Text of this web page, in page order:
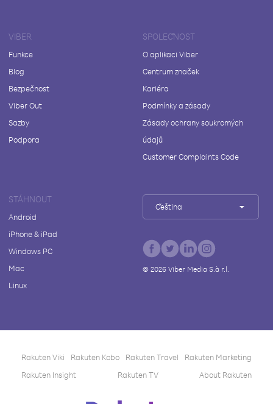
VIBER
Funkce
Blog
Bezpečnost
Viber Out
Sazby
Podpora
SPOLEČNOST
O aplikaci Viber
Centrum značek
Kariéra
Podmínky a zásady
Zásady ochrany soukromých
údajů
Customer Complaints Code
STÁHNOUT
Android
iPhone & iPad
Windows PC
Mac
Linux
Čeština
© 2026Viber Media S.à r.l.
Rakuten Viki Rakuten Kobo Rakuten Travel
Rakuten Marketing
Rakuten Insight
Rakuten TV About Rakuten